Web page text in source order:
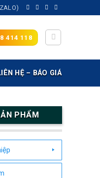
414 118
HỆ – BÁO GIÁ
PHẨM